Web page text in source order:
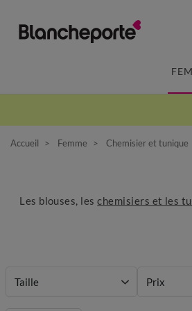
Accueil Femme Chemisier et tunique
Les blouses, leschemisiers et les
Taille Prix